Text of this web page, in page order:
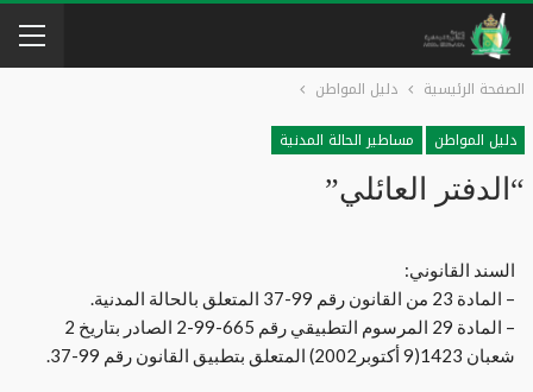
الصفحة الرئيسية
دليل المواطن
دليل المواطن
مساطير الحالة المدنية
“الدفتر العائلي”
السند القانوني:
– المادة 23 من القانون رقم 99-37 المتعلق بالحالة المدنية.
– المادة 29 المرسوم التطبيقي رقم 665-99-2 الصادر بتاريخ 2
شعبان 1423(9 أكتوبر2002) المتعلق بتطبيق القانون رقم 99-37.